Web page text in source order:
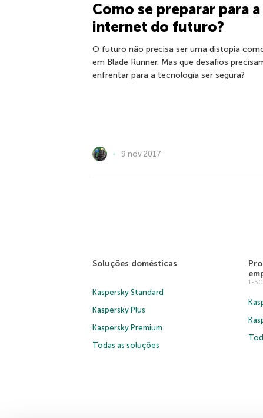
Como se preparar para a
internet do futuro?
O futuro não precisa ser uma distopia
em Blade Runner. Mas que desafios
enfrentar para a tecnologia ser segura?
9 nov 2017
Soluções domésticas
Kaspersky Standard
Kaspersky Plus
Kaspersky Premium
Todas as soluções
1-